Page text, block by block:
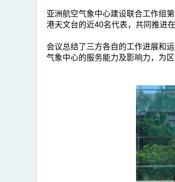
亚洲航空气象中心建设联合工作组
港天文台的近40名代表，共同推进
会议总结了三方各自的工作进展和
气象中心的服务能力及影响力，为